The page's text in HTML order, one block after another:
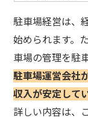
駐車場経営は、
始められます。
車場の管理を駐
駐車場運営会社
収入が安定して
詳しい内容は、